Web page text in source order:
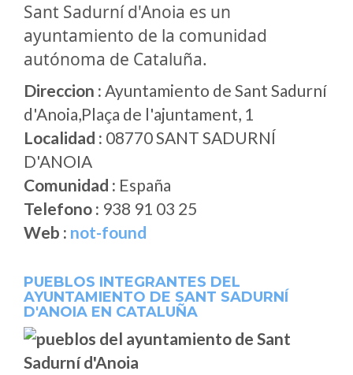
Sant Sadurní d'Anoia es un
ayuntamiento de la comunidad
autónoma de Cataluña.
Direccion : Ayuntamiento de Sant Sadurní
d'Anoia,Plaça de l'ajuntament, 1
Localidad : 08770 SANT SADURNÍ
D'ANOIA
Comunidad : España
Telefono : 938 91 03 25
Web : not-found
PUEBLOS INTEGRANTES DEL
AYUNTAMIENTO DE SANT SADURNÍ
D'ANOIA EN CATALUÑA